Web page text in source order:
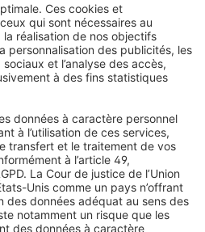
Tenebra Klemmfix | 160 x
obscurité totale (100%)
incluse (épaisseur de battant